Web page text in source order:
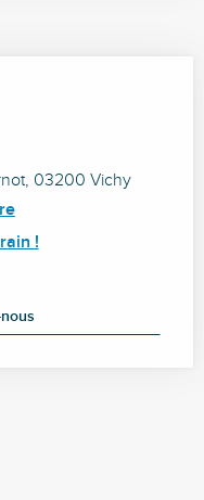
03200 Vichy
!